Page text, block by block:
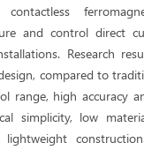
and control direct
Research
compared to
range, high accuracy
simplicity, low
lightweight